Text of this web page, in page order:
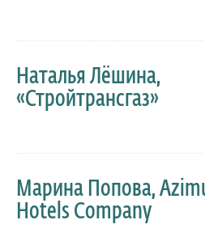
Наталья Лёшина,
«Стройтрансгаз»
Марина Попова,
Hotels Company